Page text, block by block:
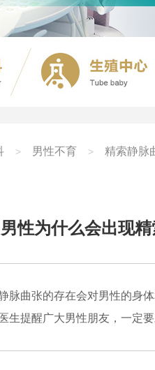
> 男性不育 > 精索静脉
男性为什么会出现
脉曲张的存在会对男性的身
生提醒广大男性朋友，一定要